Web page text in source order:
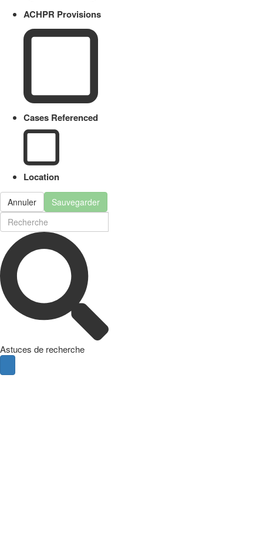
ACHPR Provisions
Cases Referenced
Location
Annuler Sauvegarder
Astuces de recherche